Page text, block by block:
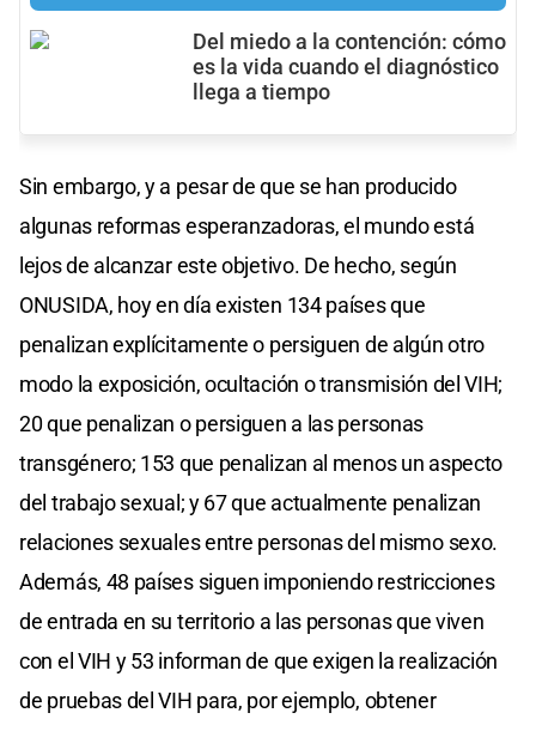
Del miedo a la contención: cómo
es la vida cuando el diagnóstico
llega a tiempo
Sin embargo, y a pesar de que se han producido
algunas reformas esperanzadoras, el mundo está
lejos de alcanzar este objetivo. De hecho, según
ONUSIDA, hoy en día existen 134 países que
penalizan explícitamente o persiguen de algún otro
modo la exposición, ocultación o transmisión del VIH;
20 que penalizan o persiguen a las personas
transgénero; 153 que penalizan al menos un aspecto
del trabajo sexual; y 67 que actualmente penalizan
relaciones sexuales entre personas del mismo sexo.
Además, 48 países siguen imponiendo restricciones
de entrada en su territorio a las personas que viven
con el VIH y 53 informan de que exigen la realización
de pruebas del VIH para, por ejemplo, obtener